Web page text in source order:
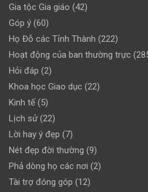
Gia tộc Gia giáo (42)
Góp ý (60)
Họ Đỗ các Tỉnh Thành (222)
Hoạt động của ban thường trực
Hỏi đáp (2)
Khoa học Giao dục (22)
Kinh tế(5)
Lịch sử(22)
Lời hay ý đẹp (7)
Nét đẹp đời thường (9)
Phả dòng họ các nơi (2)
Tài trợ đóng góp (12)